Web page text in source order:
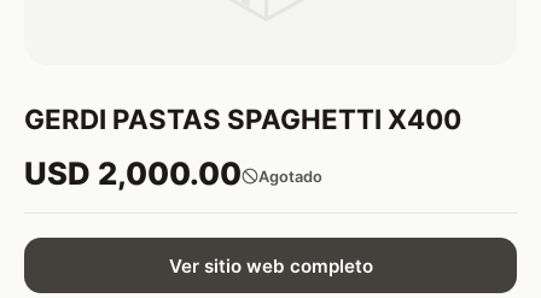
GERDI PASTAS SPAGHETTI X400
USD 2,000.00 Agotado
Ver sitio web completo